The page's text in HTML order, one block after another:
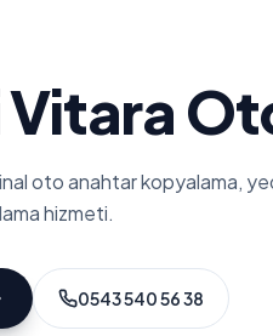
oto anahtar kopyalama,
hizmeti.
0543 540 56 38